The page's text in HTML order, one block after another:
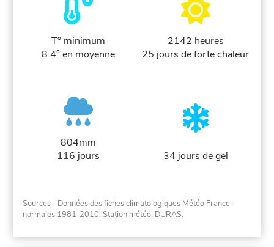
T° minimum
8.4° en moyenne
2142 heures
25 jours de forte chaleur
804mm
116 jours
34 jours de gel
Sources - Données des fiches climatologiques Météo France ·
normales 1981-2010. Station météo: DURAS.